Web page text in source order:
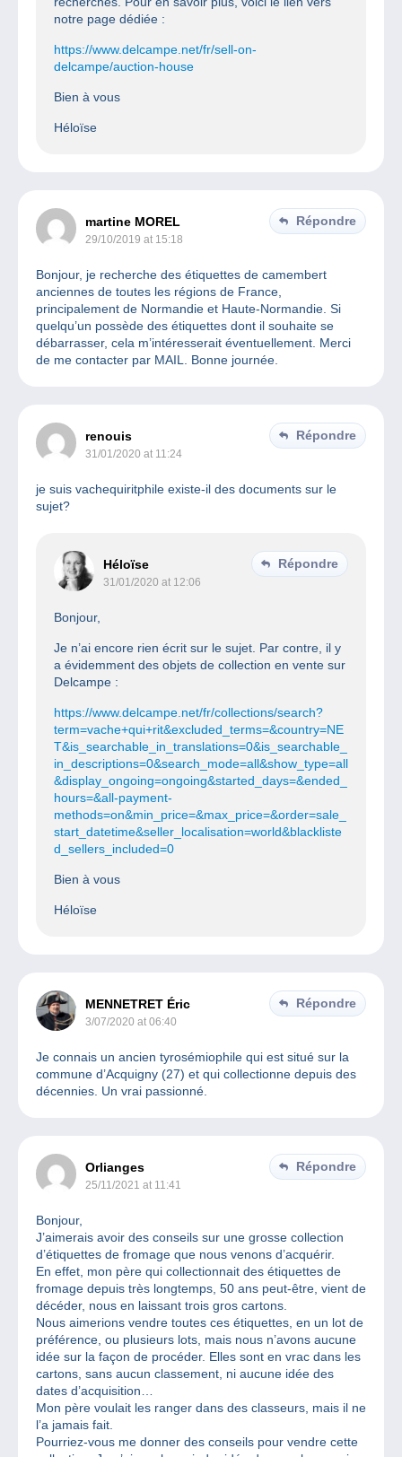
notre page dédiée :
https://www.delcampe.net/fr/sell-on-
delcampe/auction-house
Bien à vous
Héloïse
martine MOREL
29/10/2019 at 15:18
Répondre
Bonjour, je recherche des étiquettes de camembert
anciennes de toutes les régions de France,
principalement de Normandie et Haute-Normandie. Si
quelqu’un possède des étiquettes dont il souhaite se
débarrasser, cela m’intéresserait éventuellement. Merci
de me contacter par MAIL. Bonne journée.
renouis
31/01/2020 at 11:24
Répondre
je suis vachequiritphile existe-il des documents sur le
sujet?
Héloïse
31/01/2020 at 12:06
Répondre
Bonjour,
Je n’ai encore rien écrit sur le sujet. Par contre, il y
a évidemment des objets de collection en vente sur
Delcampe :
https://www.delcampe.net/fr/collections/search?
term=vache+qui+rit&excluded_terms=&country=NE
T&is_searchable_in_translations=0&is_searchable_
in_descriptions=0&search_mode=all&show_type=all
&display_ongoing=ongoing&started_days=&ended_
hours=&all-payment-
methods=on&min_price=&max_price=&order=sale_
start_datetime&seller_localisation=world&blackliste
d_sellers_included=0
Bien à vous
Héloïse
MENNETRET Éric
3/07/2020 at 06:40
Répondre
Je connais un ancien tyrosémiophile qui est situé sur la
commune d’Acquigny (27) et qui collectionne depuis des
décennies. Un vrai passionné.
Orlianges
25/11/2021 at 11:41
Répondre
Bonjour,
J’aimerais avoir des conseils sur une grosse collection
d’étiquettes de fromage que nous venons d’acquérir.
En effet, mon père qui collectionnait des étiquettes de
fromage depuis très longtemps, 50 ans peut-être, vient de
décéder, nous en laissant trois gros cartons.
Nous aimerions vendre toutes ces étiquettes, en un lot de
préférence, ou plusieurs lots, mais nous n’avons aucune
idée sur la façon de procéder. Elles sont en vrac dans les
cartons, sans aucun classement, ni aucune idée des
dates d’acquisition…
Mon père voulait les ranger dans des classeurs, mais il ne
l’a jamais fait.
Pourriez-vous me donner des conseils pour vendre cette